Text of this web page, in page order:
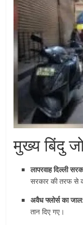
मुख्य बिंदु
लापरवाह दिल्ली
सरकार की तरफ से
अवैध फ्लोर्स का जाल:
तान दिए गए।